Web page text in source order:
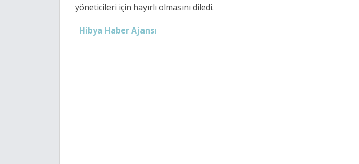
yöneticileri için hayırlı olmasını diledi.
Hibya Haber Ajansı